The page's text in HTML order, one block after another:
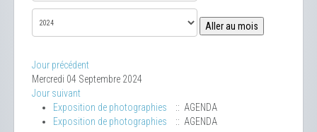
Aller au mois
Jour précédent
Mercredi 04 Septembre 2024
Jour suivant
Exposition de photographies
:: AGENDA
Exposition de photographies
:: AGENDA